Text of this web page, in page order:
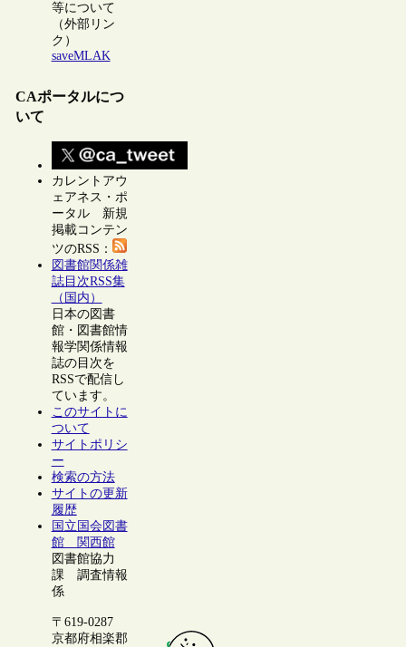
等について
（外部リン
ク）
saveMLAK
CAポータルにつ
いて
カレントアウ
ェアネス・ポ
ータル 新規
掲載コンテン
ツのRSS：
図書館関係雑
誌目次RSS集
（国内）
日本の図書
館・図書館情
報学関係情報
誌の目次を
RSSで配信し
ています。
このサイトに
ついて
サイトポリシ
ー
検索の方法
サイトの更新
履歴
国立国会図書
館 関西館
図書館協力
課 調査情報
係
〒619-0287
京都府相楽郡